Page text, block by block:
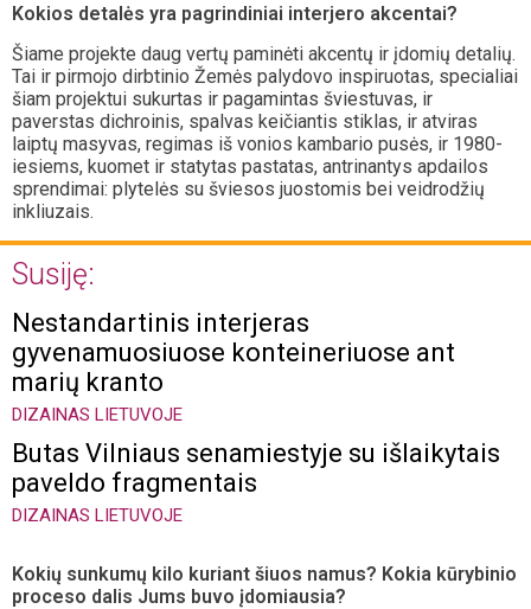
Kokios detalės yra pagrindiniai interjero akcentai?
Šiame projekte daug vertų paminėti akcentų ir įdomių detalių.
Tai ir pirmojo dirbtinio Žemės palydovo inspiruotas, specialiai
šiam projektui sukurtas ir pagamintas šviestuvas, ir
paverstas dichroinis, spalvas keičiantis stiklas, ir atviras
laiptų masyvas, regimas iš vonios kambario pusės, ir 1980-
iesiems, kuomet ir statytas pastatas, antrinantys apdailos
sprendimai: plytelės su šviesos juostomis bei veidrodžių
inkliuzais.
Susiję:
Nestandartinis interjeras
gyvenamuosiuose konteineriuose ant
marių kranto
DIZAINAS LIETUVOJE
Butas Vilniaus senamiestyje su išlaikytais
paveldo fragmentais
DIZAINAS LIETUVOJE
Kokių sunkumų kilo kuriant šiuos namus? Kokia kūrybinio
proceso dalis Jums buvo įdomiausia?